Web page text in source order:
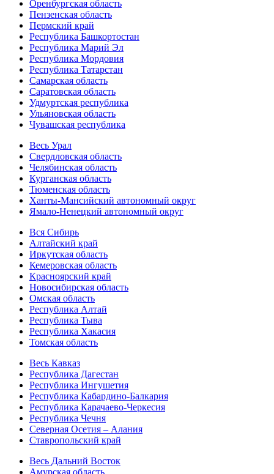
Оренбургская область
Пензенская область
Пермский край
Республика Башкортостан
Республика Марий Эл
Республика Мордовия
Республика Татарстан
Самарская область
Саратовская область
Удмуртская республика
Ульяновская область
Чувашская республика
Весь Урал
Свердловская область
Челябинская область
Курганская область
Тюменская область
Ханты-Мансийский автономный округ
Ямало-Ненецкий автономный округ
Вся Сибирь
Алтайский край
Иркутская область
Кемеровская область
Красноярский край
Новосибирская область
Омская область
Республика Алтай
Республика Тыва
Республика Хакасия
Томская область
Весь Кавказ
Республика Дагестан
Республика Ингушетия
Республика Кабардино-Балкария
Республика Карачаево-Черкесия
Республика Чечня
Северная Осетия – Алания
Ставропольский край
Весь Дальний Восток
Амурская область